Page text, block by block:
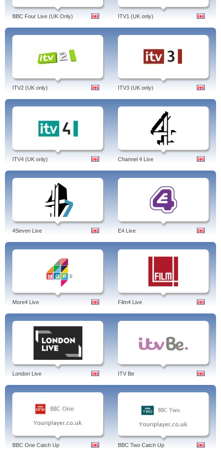
BBC Four Live (UK Only) ITV1 (UK only)
ITV2 (UK only) ITV3 (UK only)
ITV4 (UK only) Channel 4 Live
4Seven Live E4 Live
More4 Live Film4 Live
London Live ITV Be
BBC One Catch Up BBC Two Catch Up